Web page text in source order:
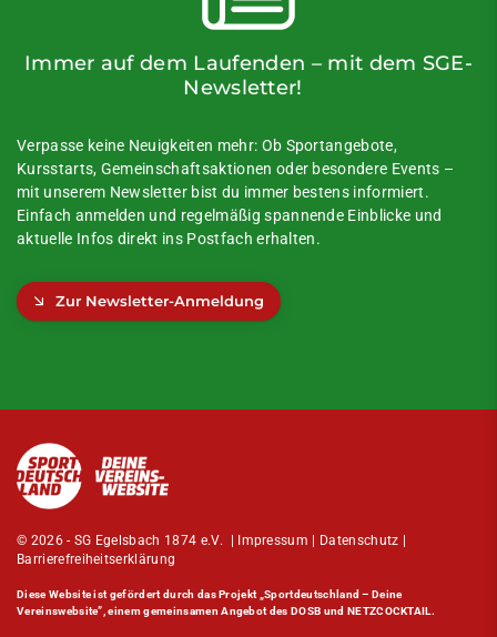
Immer auf dem Laufenden – mit dem SGE-
Newsletter!
Verpasse keine Neuigkeiten mehr: Ob Sportangebote,
Kursstarts, Gemeinschaftsaktionen oder besondere Events –
mit unserem Newsletter bist du immer bestens informiert.
Einfach anmelden und regelmäßig spannende Einblicke und
aktuelle Infos direkt ins Postfach erhalten.
Zur Newsletter-Anmeldung
© 2026 - SG Egelsbach 1874 e.V. | Impressum | Datenschutz |
Barrierefreiheitserklärung
Diese Website ist gefördert durch das Projekt„Sportdeutschland – Deine
Vereinswebsite”, einem gemeinsamen Angebot des DOSB und NETZCOCKTAIL.